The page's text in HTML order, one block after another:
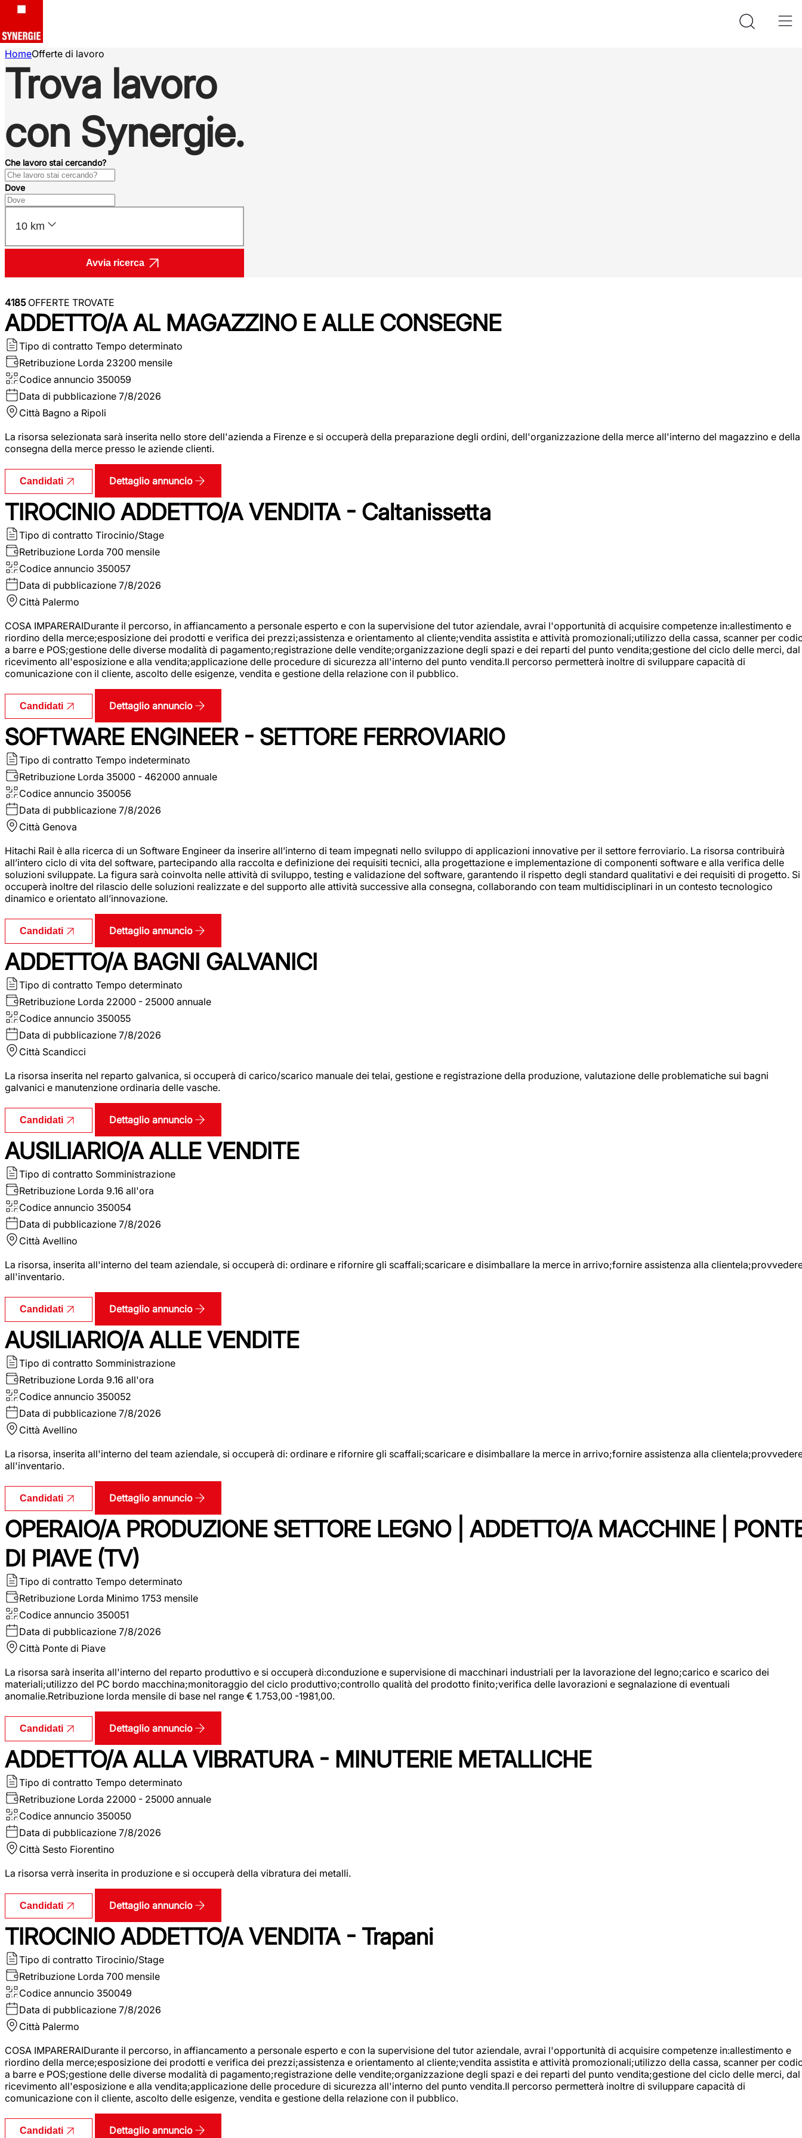
HomeOfferte di lavoro
Trova lavoro
con Synergie.
Che lavoro stai cercando?
Dove
10 km
Avvia ricerca
4185OFFERTE TROVATE
ADDETTO/A AL MAGAZZINO E ALLE CONSEGNE
Tipo di contratto Tempo determinato
Retribuzione Lorda 23200 mensile
Codice annuncio 350059
Data di pubblicazione 7/8/2026
Città Bagno a Ripoli
La risorsa selezionata sarà inserita nello store dell'azienda a Firenze e si occuperà della preparazione degli ordini, dell'organizzazione della merce all'interno del magazzino e della
consegna della merce presso le aziende clienti.
Candidati Dettaglio annuncio
TIROCINIO ADDETTO/A VENDITA - Caltanissetta
Tipo di contratto Tirocinio/Stage
Retribuzione Lorda 700 mensile
Codice annuncio 350057
Data di pubblicazione 7/8/2026
Città Palermo
COSA IMPARERAIDurante il percorso, in affiancamento a personale esperto e con la supervisione del tutor aziendale, avrai l'opportunità di acquisire competenze in:allestimento e
riordino della merce;esposizione dei prodotti e verifica dei prezzi;assistenza e orientamento al cliente;vendita assistita e attività promozionali;utilizzo della cassa, scanner per
a barre e POS;gestione delle diverse modalità di pagamento;registrazione delle vendite;organizzazione degli spazi e dei reparti del punto vendita;gestione del ciclo delle merci, dal
ricevimento all'esposizione e alla vendita;applicazione delle procedure di sicurezza all'interno del punto vendita.Il percorso permetterà inoltre di sviluppare capacità di
comunicazione con il cliente, ascolto delle esigenze, vendita e gestione della relazione con il pubblico.
Candidati Dettaglio annuncio
SOFTWARE ENGINEER - SETTORE FERROVIARIO
Tipo di contratto Tempo indeterminato
Retribuzione Lorda 35000 - 462000 annuale
Codice annuncio 350056
Data di pubblicazione 7/8/2026
Città Genova
Hitachi Rail è alla ricerca di un Software Engineer da inserire all’interno di team impegnati nello sviluppo di applicazioni innovative per il settore ferroviario. La risorsa contribuirà
all’intero ciclo di vita del software, partecipando alla raccolta e definizione dei requisiti tecnici, alla progettazione e implementazione di componenti software e alla verifica delle
soluzioni sviluppate. La figura sarà coinvolta nelle attività di sviluppo, testing e validazione del software, garantendo il rispetto degli standard qualitativi e dei requisiti di progetto. Si
occuperà inoltre del rilascio delle soluzioni realizzate e del supporto alle attività successive alla consegna, collaborando con team multidisciplinari in un contesto tecnologico
dinamico e orientato all’innovazione.
Candidati Dettaglio annuncio
ADDETTO/A BAGNI GALVANICI
Tipo di contratto Tempo determinato
Retribuzione Lorda 22000 - 25000 annuale
Codice annuncio 350055
Data di pubblicazione 7/8/2026
Città Scandicci
La risorsa inserita nel reparto galvanica, si occuperà di carico/scarico manuale dei telai, gestione e registrazione della produzione, valutazione delle problematiche sui bagni
galvanici e manutenzione ordinaria delle vasche.
Candidati Dettaglio annuncio
AUSILIARIO/A ALLE VENDITE
Tipo di contratto Somministrazione
Retribuzione Lorda 9.16 all'ora
Codice annuncio 350054
Data di pubblicazione 7/8/2026
Città Avellino
La risorsa, inserita all'interno del team aziendale, si occuperà di: ordinare e rifornire gli scaffali;scaricare e disimballare la merce in arrivo;fornire assistenza alla
all'inventario.
Candidati Dettaglio annuncio
AUSILIARIO/A ALLE VENDITE
Tipo di contratto Somministrazione
Retribuzione Lorda 9.16 all'ora
Codice annuncio 350052
Data di pubblicazione 7/8/2026
Città Avellino
La risorsa, inserita all'interno del team aziendale, si occuperà di: ordinare e rifornire gli scaffali;scaricare e disimballare la merce in arrivo;fornire assistenza alla
all'inventario.
Candidati Dettaglio annuncio
OPERAIO/A PRODUZIONE SETTORE LEGNO | ADDETTO/A MACCHINE |
DI PIAVE (TV)
Tipo di contratto Tempo determinato
Retribuzione Lorda Minimo 1753 mensile
Codice annuncio 350051
Data di pubblicazione 7/8/2026
Città Ponte di Piave
La risorsa sarà inserita all'interno del reparto produttivo e si occuperà di:conduzione e supervisione di macchinari industriali per la lavorazione del legno;carico e scarico dei
materiali;utilizzo del PC bordo macchina;monitoraggio del ciclo produttivo;controllo qualità del prodotto finito;verifica delle lavorazioni e segnalazione di eventuali
anomalie.Retribuzione lorda mensile di base nel range € 1.753,00 -1981,00.
Candidati Dettaglio annuncio
ADDETTO/A ALLA VIBRATURA - MINUTERIE METALLICHE
Tipo di contratto Tempo determinato
Retribuzione Lorda 22000 - 25000 annuale
Codice annuncio 350050
Data di pubblicazione 7/8/2026
Città Sesto Fiorentino
La risorsa verrà inserita in produzione e si occuperà della vibratura dei metalli.
Candidati Dettaglio annuncio
TIROCINIO ADDETTO/A VENDITA - Trapani
Tipo di contratto Tirocinio/Stage
Retribuzione Lorda 700 mensile
Codice annuncio 350049
Data di pubblicazione 7/8/2026
Città Palermo
COSA IMPARERAIDurante il percorso, in affiancamento a personale esperto e con la supervisione del tutor aziendale, avrai l'opportunità di acquisire competenze in:allestimento e
riordino della merce;esposizione dei prodotti e verifica dei prezzi;assistenza e orientamento al cliente;vendita assistita e attività promozionali;utilizzo della cassa, scanner per
a barre e POS;gestione delle diverse modalità di pagamento;registrazione delle vendite;organizzazione degli spazi e dei reparti del punto vendita;gestione del ciclo delle merci, dal
ricevimento all'esposizione e alla vendita;applicazione delle procedure di sicurezza all'interno del punto vendita.Il percorso permetterà inoltre di sviluppare capacità di
comunicazione con il cliente, ascolto delle esigenze, vendita e gestione della relazione con il pubblico.
Candidati Dettaglio annuncio